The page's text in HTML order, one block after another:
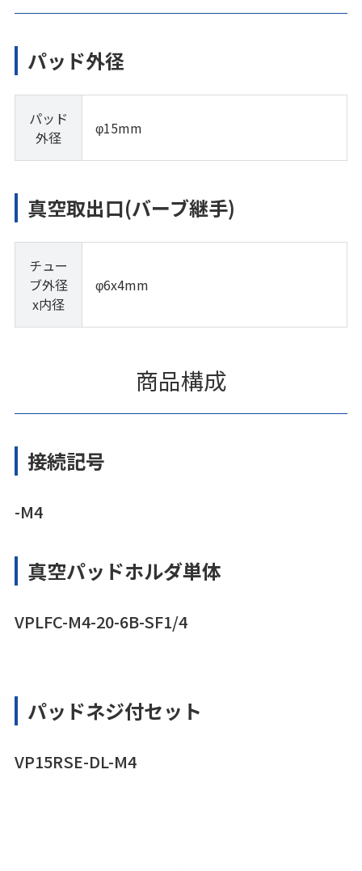
パッド外径
パッド
外径
φ15mm
真空取出口(バーブ継手)
チュー
ブ外径
x内径
φ6x4mm
商品構成
接続記号
-M4
真空パッドホルダ単体
VPLFC-M4-20-6B-SF1/4
パッドネジ付セット
VP15RSE-DL-M4